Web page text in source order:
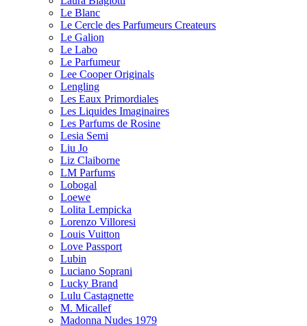
Le Blanc
Le Cercle des Parfumeurs Createurs
Le Galion
Le Labo
Le Parfumeur
Lee Cooper Originals
Lengling
Les Eaux Primordiales
Les Liquides Imaginaires
Les Parfums de Rosine
Lesia Semi
Liu Jo
Liz Claiborne
LM Parfums
Lobogal
Loewe
Lolita Lempicka
Lorenzo Villoresi
Louis Vuitton
Love Passport
Lubin
Luciano Soprani
Lucky Brand
Lulu Castagnette
M. Micallef
Madonna Nudes 1979